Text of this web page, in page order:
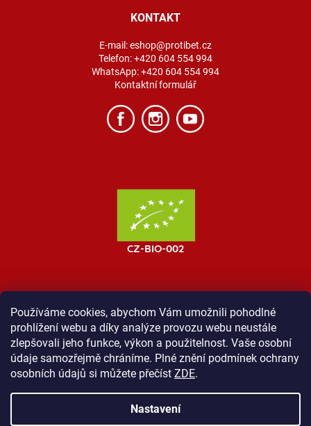
Používáme cookies, abychom Vám umožnili pohodlné
prohlížení webu a díky analýze provozu webu neustále
zlepšovali jeho funkce, výkon a použitelnost. Vaše osobní
údaje samozřejmě chráníme. Plné znění podmínek ochrany
osobních údajů si můžete přečíst ZDE.
Nastavení
KONTAKT
E-mail:eshop@protibet.cz
Telefon:+420 604 554 994
WhatsApp:+420 604 554 994
Kontaktní formulář
MOST ProTibet Vše o nákupu
Obchodní podmínky
Zásady ochrany osobních údajů
Kontakt
Vytvořil Shoptet